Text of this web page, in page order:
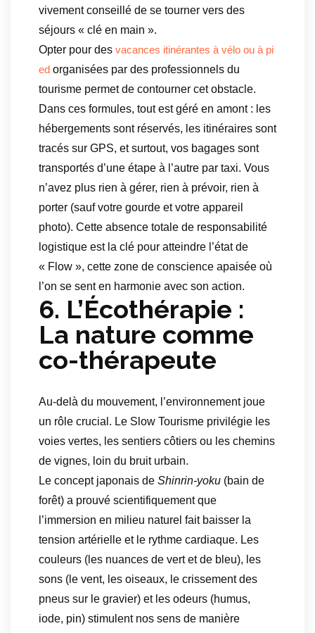
vivement conseillé de se tourner vers des
séjours « clé en main ».
Opter pour des vacances itinérantes à vélo ou à pi
ed organisées par des professionnels du
tourisme permet de contourner cet obstacle.
Dans ces formules, tout est géré en amont : les
hébergements sont réservés, les itinéraires sont
tracés sur GPS, et surtout, vos bagages sont
transportés d’une étape à l’autre par taxi. Vous
n’avez plus rien à gérer, rien à prévoir, rien à
porter (sauf votre gourde et votre appareil
photo). Cette absence totale de responsabilité
logistique est la clé pour atteindre l’état de
« Flow », cette zone de conscience apaisée où
l’on se sent en harmonie avec son action.
6. L’Écothérapie :
La nature comme
co-thérapeute
Au-delà du mouvement, l’environnement joue
un rôle crucial. Le Slow Tourisme privilégie les
voies vertes, les sentiers côtiers ou les chemins
de vignes, loin du bruit urbain.
Le concept japonais de Shinrin-yoku (bain de
forêt) a prouvé scientifiquement que
l’immersion en milieu naturel fait baisser la
tension artérielle et le rythme cardiaque. Les
couleurs (les nuances de vert et de bleu), les
sons (le vent, les oiseaux, le crissement des
pneus sur le gravier) et les odeurs (humus,
iode, pin) stimulent nos sens de manière